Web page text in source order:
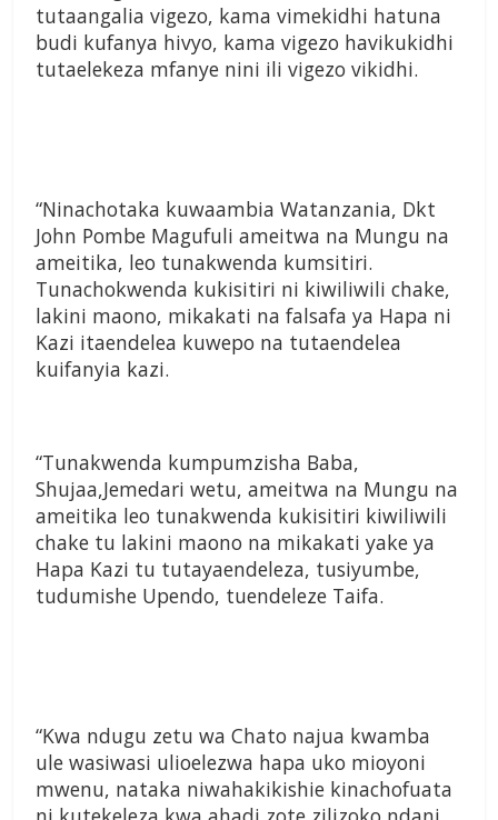
tutaangalia vigezo, kama vimekidhi hatuna
budi kufanya hivyo, kama vigezo havikukidhi
tutaelekeza mfanye nini ili vigezo vikidhi.
“Ninachotaka kuwaambia Watanzania, Dkt
John Pombe Magufuli ameitwa na Mungu na
ameitika, leo tunakwenda kumsitiri.
Tunachokwenda kukisitiri ni kiwiliwili chake,
lakini maono, mikakati na falsafa ya Hapa ni
Kazi itaendelea kuwepo na tutaendelea
kuifanyia kazi.
“Tunakwenda kumpumzisha Baba,
Shujaa,Jemedari wetu, ameitwa na Mungu na
ameitika leo tunakwenda kukisitiri kiwiliwili
chake tu lakini maono na mikakati yake ya
Hapa Kazi tu tutayaendeleza, tusiyumbe,
tudumishe Upendo, tuendeleze Taifa.
“Kwa ndugu zetu wa Chato najua kwamba
ule wasiwasi ulioelezwa hapa uko mioyoni
mwenu, nataka niwahakikishie kinachofuata